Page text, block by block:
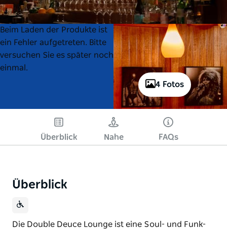
4 Fotos
Product
List
Product
List
Beim Laden der Produkte ist
ein Fehler aufgetreten. Bitte
versuchen Sie es später noch
einmal.
Überblick Nahe FAQs
Überblick
Die Double Deuce Lounge ist eine Soul- und Funk-